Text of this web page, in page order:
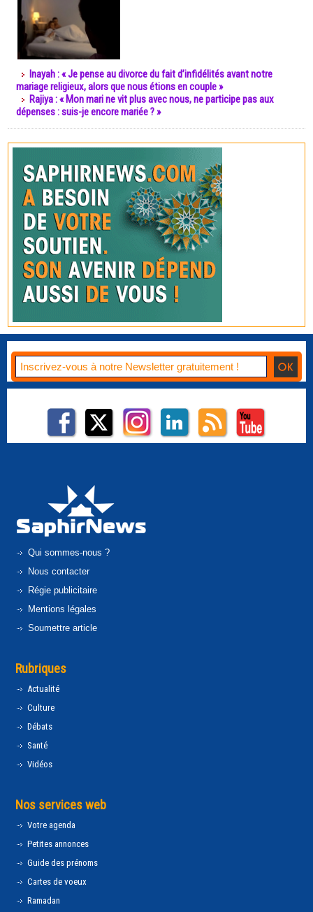
Inayah : « Je pense au divorce du fait d’infidélités avant notre
mariage religieux, alors que nous étions en couple »
Rajiya : « Mon mari ne vit plus avec nous, ne participe pas aux
dépenses : suis-je encore mariée ? »
Qui sommes-nous ?
Nous contacter
Régie publicitaire
Mentions légales
Soumettre article
Rubriques
Actualité
Culture
Débats
Santé
Vidéos
Nos services web
Votre agenda
Petites annonces
Guide des prénoms
Cartes de voeux
Ramadan